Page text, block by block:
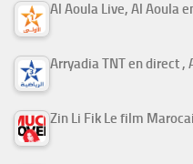
Al Aoula Live, Al Aoula
Arryadia TNT en direct